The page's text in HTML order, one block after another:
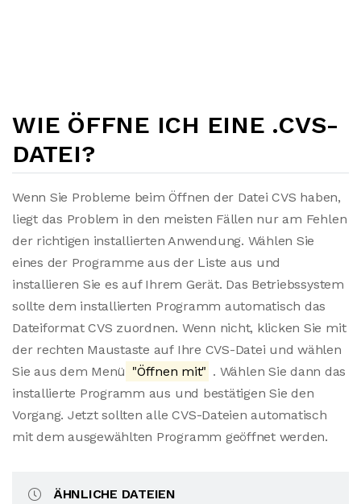
WIE ÖFFNE ICH EINE .CVS-
DATEI?
Wenn Sie Probleme beim Öffnen der Datei CVS haben,
liegt das Problem in den meisten Fällen nur am Fehlen
der richtigen installierten Anwendung. Wählen Sie
eines der Programme aus der Liste aus und
installieren Sie es auf Ihrem Gerät. Das Betriebssystem
sollte dem installierten Programm automatisch das
Dateiformat CVS zuordnen. Wenn nicht, klicken Sie mit
der rechten Maustaste auf Ihre CVS-Datei und wählen
Sie aus dem Menü "Öffnen mit" . Wählen Sie dann das
installierte Programm aus und bestätigen Sie den
Vorgang. Jetzt sollten alle CVS-Dateien automatisch
mit dem ausgewählten Programm geöffnet werden.
ÄHNLICHE DATEIEN